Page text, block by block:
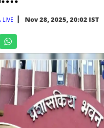
Nov 28, 2025, 20:02 IST